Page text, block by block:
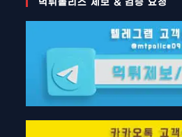
먹튀폴리스 제보 & 검증 요청